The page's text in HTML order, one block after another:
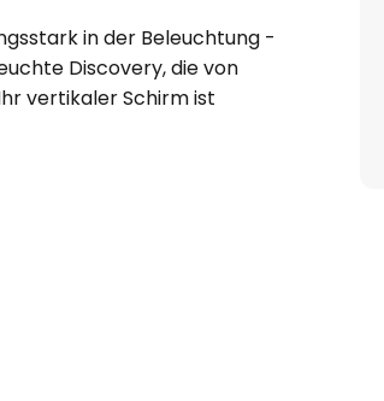
in der Beleuchtung -
Discovery, die von
vertikaler Schirm ist
schmalen
die LEDs sind rundherum in
sowie indirekte
sorgt.
herunterladbare App